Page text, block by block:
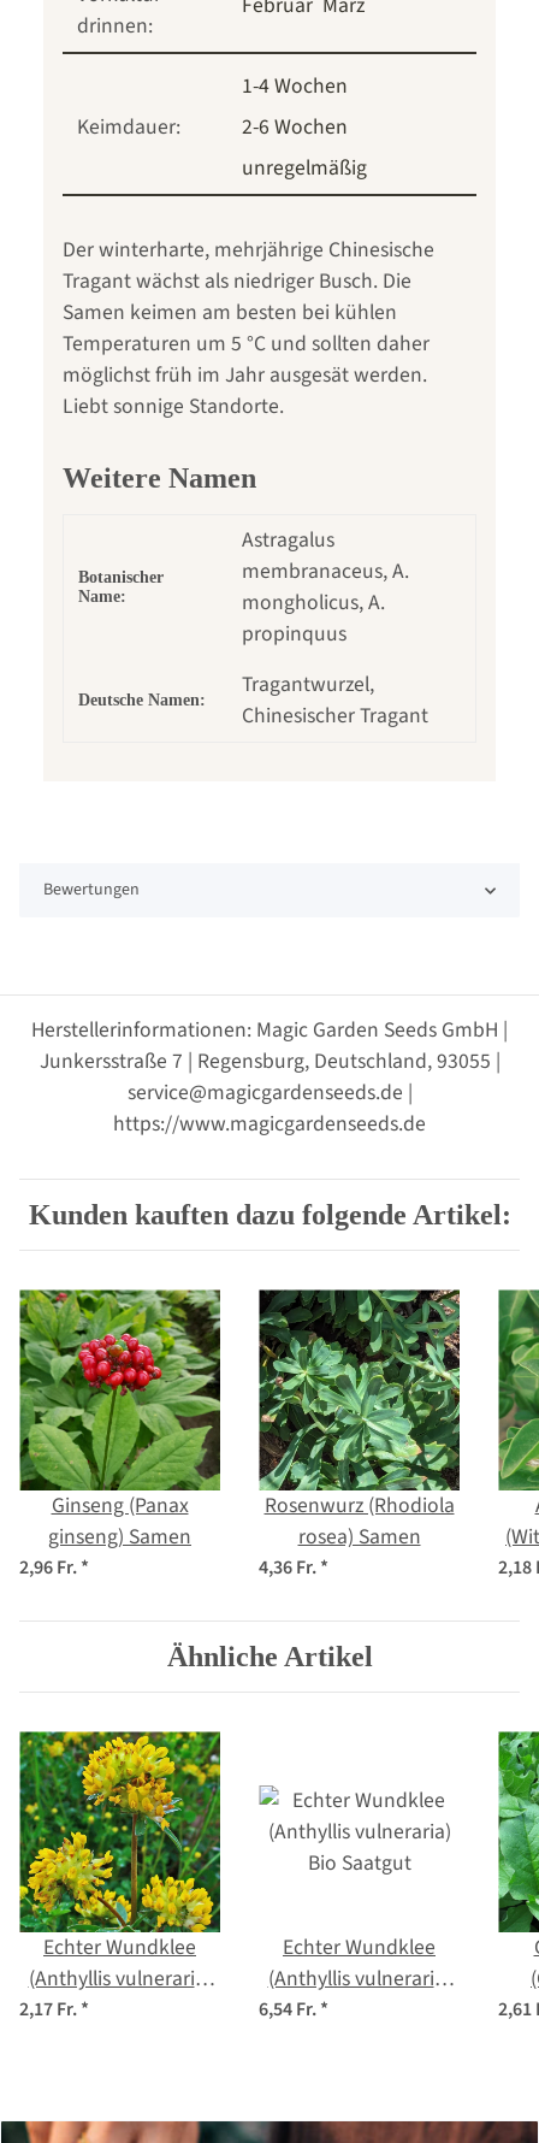
drinnen:
Keimdauer:
1-4 Wochen
2-6 Wochen
unregelmäßig
Der winterharte, mehrjährige Chinesische
Tragant wächst als niedriger Busch. Die
Samen keimen am besten bei kühlen
Temperaturen um 5 °C und sollten daher
möglichst früh im Jahr ausgesät werden.
Liebt sonnige Standorte.
Weitere Namen
Botanischer
Name:
Astragalus
membranaceus, A.
mongholicus, A.
propinquus
Deutsche Namen:
Tragantwurzel,
Chinesischer Tragant
Bewertungen
Herstellerinformationen: Magic Garden Seeds GmbH |
Junkersstraße 7 | Regensburg, Deutschland, 93055 |
service@magicgardenseeds.de |
https://www.magicgardenseeds.de
Kunden kauften dazu folgende Artikel:
Ginseng (Panax
ginseng) Samen
2,96 Fr.*
Rosenwurz (Rhodiola
rosea) Samen
4,36 Fr.* 2,18
Ähnliche Artikel
Echter Wundklee
(Anthyllis vulneraria)
2,17 Fr.*
Echter Wundklee
(Anthyllis vulneraria)
Bio Saatgut
6,54 Fr.* 2,61